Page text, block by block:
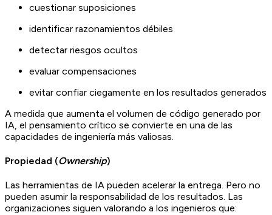
cuestionar suposiciones
identificar razonamientos débiles
detectar riesgos ocultos
evaluar compensaciones
evitar confiar ciegamente en los resultados generados
A medida que aumenta el volumen de código generado por
IA, el pensamiento crítico se convierte en una de las
capacidades de ingeniería más valiosas.
Propiedad (Ownership)
Las herramientas de IA pueden acelerar la entrega. Pero no
pueden asumir la responsabilidad de los resultados. Las
organizaciones siguen valorando a los ingenieros que: